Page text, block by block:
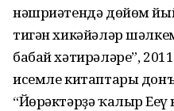
нәшриәтендә дөйөм
тигән хикәйәләр
бабай хәтирәләре”,
исемле китаптары
“Йөрәктәрҙә ҡалыр